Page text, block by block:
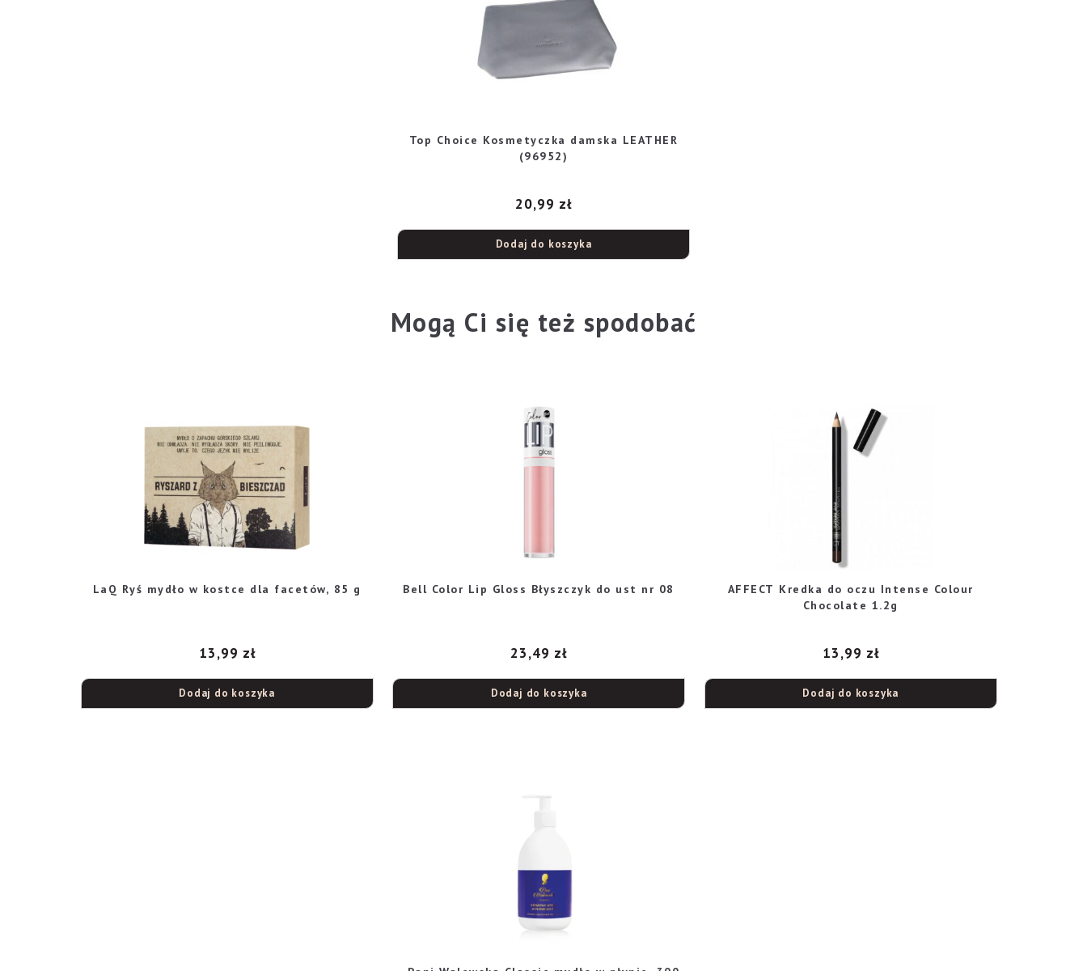
Top Choice Kosmetyczka damska LEATHER
(96952)
20,99 zł
Dodaj do koszyka
Mogą Ci się też spodobać
LaQ Ryś mydło w kostce dla facetów, 85 g
13,99 zł
Dodaj do koszyka
Bell Color Lip Gloss Błyszczyk do ust nr 08
23,49 zł
Dodaj do koszyka
AFFECT Kredka do oczu Intense Colour
Chocolate 1.2g
13,99 zł
Dodaj do koszyka